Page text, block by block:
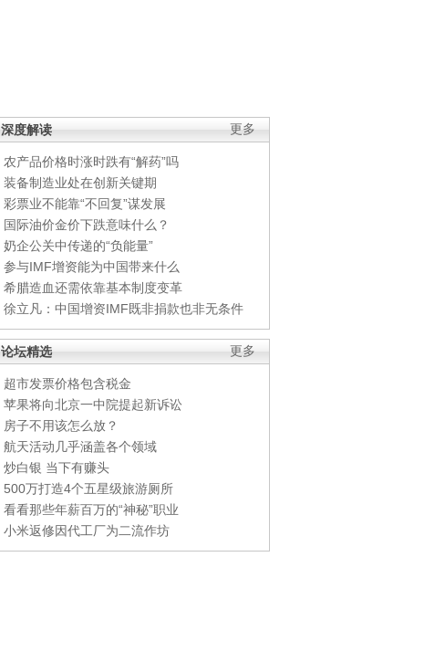
更多
深度解读
农产品价格时涨时跌有“解药”吗
装备制造业处在创新关键期
彩票业不能靠“不回复”谋发展
国际油价金价下跌意味什么？
奶企公关中传递的“负能量”
参与IMF增资能为中国带来什么
希腊造血还需依靠基本制度变革
徐立凡：中国增资IMF既非捐款也非无条件
更多
论坛精选
超市发票价格包含税金
苹果将向北京一中院提起新诉讼
房子不用该怎么放？
航天活动几乎涵盖各个领域
炒白银 当下有赚头
500万打造4个五星级旅游厕所
看看那些年薪百万的“神秘”职业
小米返修因代工厂为二流作坊